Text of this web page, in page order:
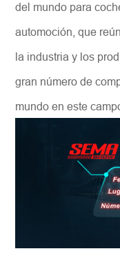
del mundo para
automoción, que
la industria y los
gran número de
mundo en este